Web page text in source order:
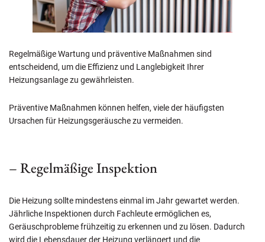
Regelmäßige Wartung und präventive Maßnahmen sind
entscheidend, um die Effizienz und Langlebigkeit Ihrer
Heizungsanlage zu gewährleisten.
Präventive Maßnahmen können helfen, viele der häufigsten
Ursachen für Heizungsgeräusche zu vermeiden.
– Regelmäßige Inspektion
Die Heizung sollte mindestens einmal im Jahr gewartet werden.
Jährliche Inspektionen durch Fachleute ermöglichen es,
Geräuschprobleme frühzeitig zu erkennen und zu lösen. Dadurch
wird die Lebensdauer der Heizung verlängert und die